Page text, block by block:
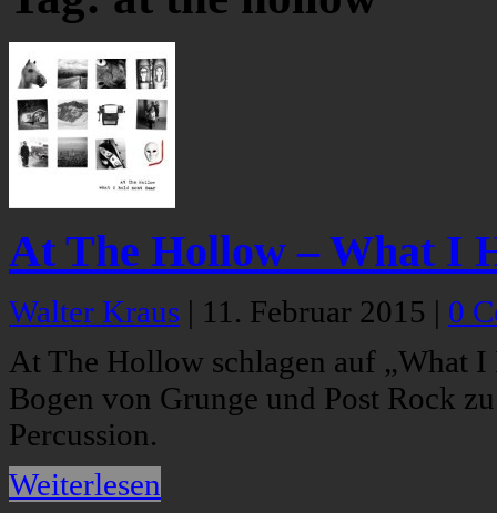
At The Hollow – What I
Walter Kraus | 11. Februar 2015 | 0
At The Hollow schlagen auf „What
Bogen von Grunge und Post Rock
Percussion.
Weiterlesen